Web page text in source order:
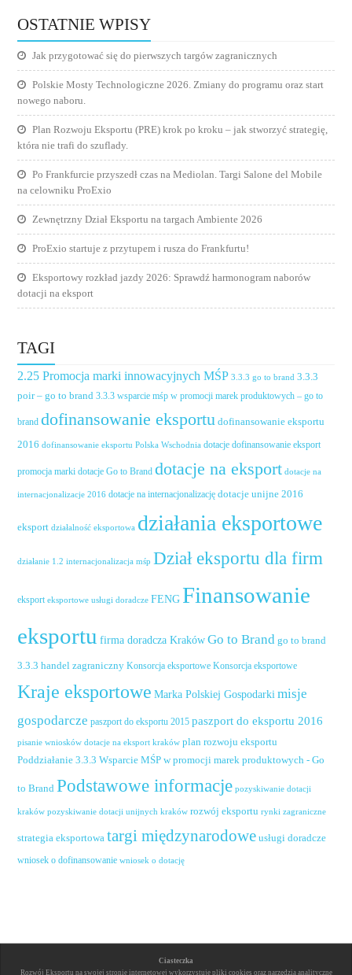
OSTATNIE WPISY
Jak przygotować się do pierwszych targów zagranicznych
Polskie Mosty Technologiczne 2026. Zmiany do programu oraz start
nowego naboru.
Plan Rozwoju Eksportu (PRE) krok po kroku – jak stworzyć strategię,
która nie trafi do szuflady.
Po Frankfurcie przyszedł czas na Mediolan. Targi Salone del Mobile
na celowniku ProExio
Zewnętrzny Dział Eksportu na targach Ambiente 2026
ProExio startuje z przytupem i rusza do Frankfurtu!
Eksportowy rozkład jazdy 2026: Sprawdź harmonogram naborów
dotacji na eksport
TAGI
2.25 Promocja marki innowacyjnych MŚP 3.3.3 go to brand 3.3.3
poir – go to brand 3.3.3 wsparcie mśp w promocji marek produktowych – go to
brand dofinansowanie eksportu dofinansowanie eksportu
2016 dofinansowanie eksportu Polska Wschodnia dotacje dofinansowanie eksport
promocja marki dotacje Go to Brand dotacje na eksport dotacje na
internacjonalizacje 2016 dotacje na internacjonalizację dotacje unijne 2016
eksport działalność eksportowa działania eksportowe
działanie 1.2 internacjonalizacja mśp Dział eksportu dla firm
eksport eksportowe usługi doradcze FENG Finansowanie
eksportu firma doradcza Kraków Go to Brand go to brand
3.3.3 handel zagraniczny Konsorcja eksportowe Konsorcja eksportowe
Kraje eksportowe Marka Polskiej Gospodarki misje
gospodarcze paszport do eksportu 2015 paszport do eksportu 2016
pisanie wniosków dotacje na eksport kraków plan rozwoju eksportu
Poddziałanie 3.3.3 Wsparcie MŚP w promocji marek produktowych - Go
to Brand Podstawowe informacje pozyskiwanie dotacji
kraków pozyskiwanie dotacji unijnych kraków rozwój eksportu rynki zagraniczne
strategia eksportowa targi międzynarodowe usługi doradcze
wniosek o dofinansowanie wniosek o dotację
Ciasteczka
Rozwój Eksportu na swojej stronie internetowej wykorzystuje pliki cookies oraz narzędzia analityczne